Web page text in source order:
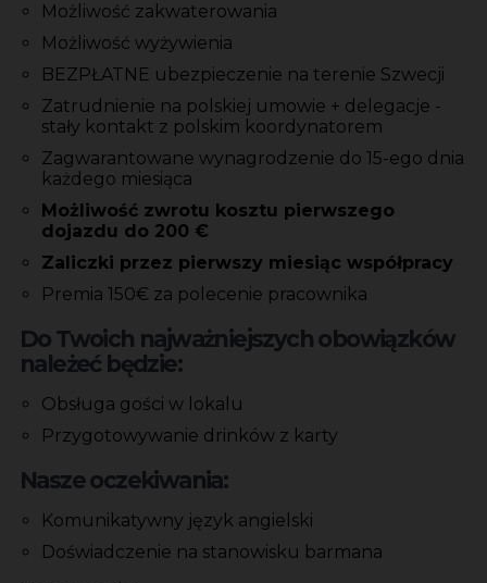
Możliwość zakwaterowania
Możliwość wyżywienia
BEZPŁATNE ubezpieczenie na terenie Szwecji
Zatrudnienie na polskiej umowie + delegacje -
stały kontakt z polskim koordynatorem
Zagwarantowane wynagrodzenie do 15-ego dnia
każdego miesiąca
Możliwość zwrotu kosztu pierwszego
dojazdu do 200 €
Zaliczki przez pierwszy miesiąc współpracy
Premia 150€ za polecenie pracownika
Do Twoich najważniejszych obowiązków
należeć będzie:
Obsługa gości w lokalu
Przygotowywanie drinków z karty
Nasze oczekiwania:
Komunikatywny język angielski
Doświadczenie na stanowisku barmana